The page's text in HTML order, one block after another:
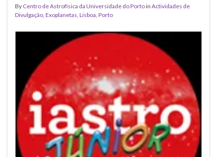
By Centro de Astrofísica da Universidade do Portoin Actividades de
Divulgação Exoplanetas Lisboa Porto